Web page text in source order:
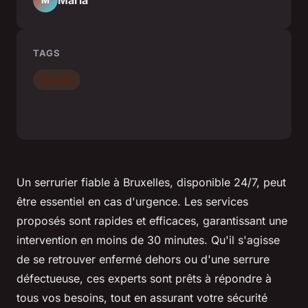
Un serrurier fiable à Bruxelles, disponible 24/7, peut
être essentiel en cas d'urgence. Les services
proposés sont rapides et efficaces, garantissant une
intervention en moins de 30 minutes. Qu'il s'agisse
de se retrouver enfermé dehors ou d'une serrure
défectueuse, ces experts sont prêts à répondre à
tous vos besoins, tout en assurant votre sécurité
TAGS
Travaux